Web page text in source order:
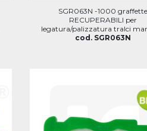
SGR063N -1000 graffette
RECUPERABILI per
legatura/palizzatura tralci
cod. SGR063N